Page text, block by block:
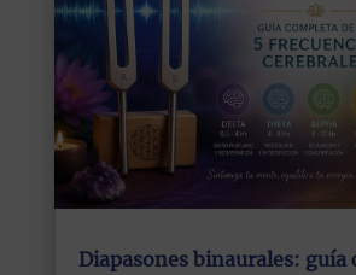
Diapasones binaurales: guía